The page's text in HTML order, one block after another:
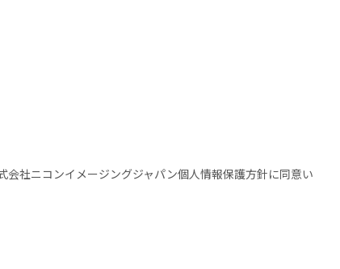
社ニコンイメージングジャパン個人情報保護方針に同意い